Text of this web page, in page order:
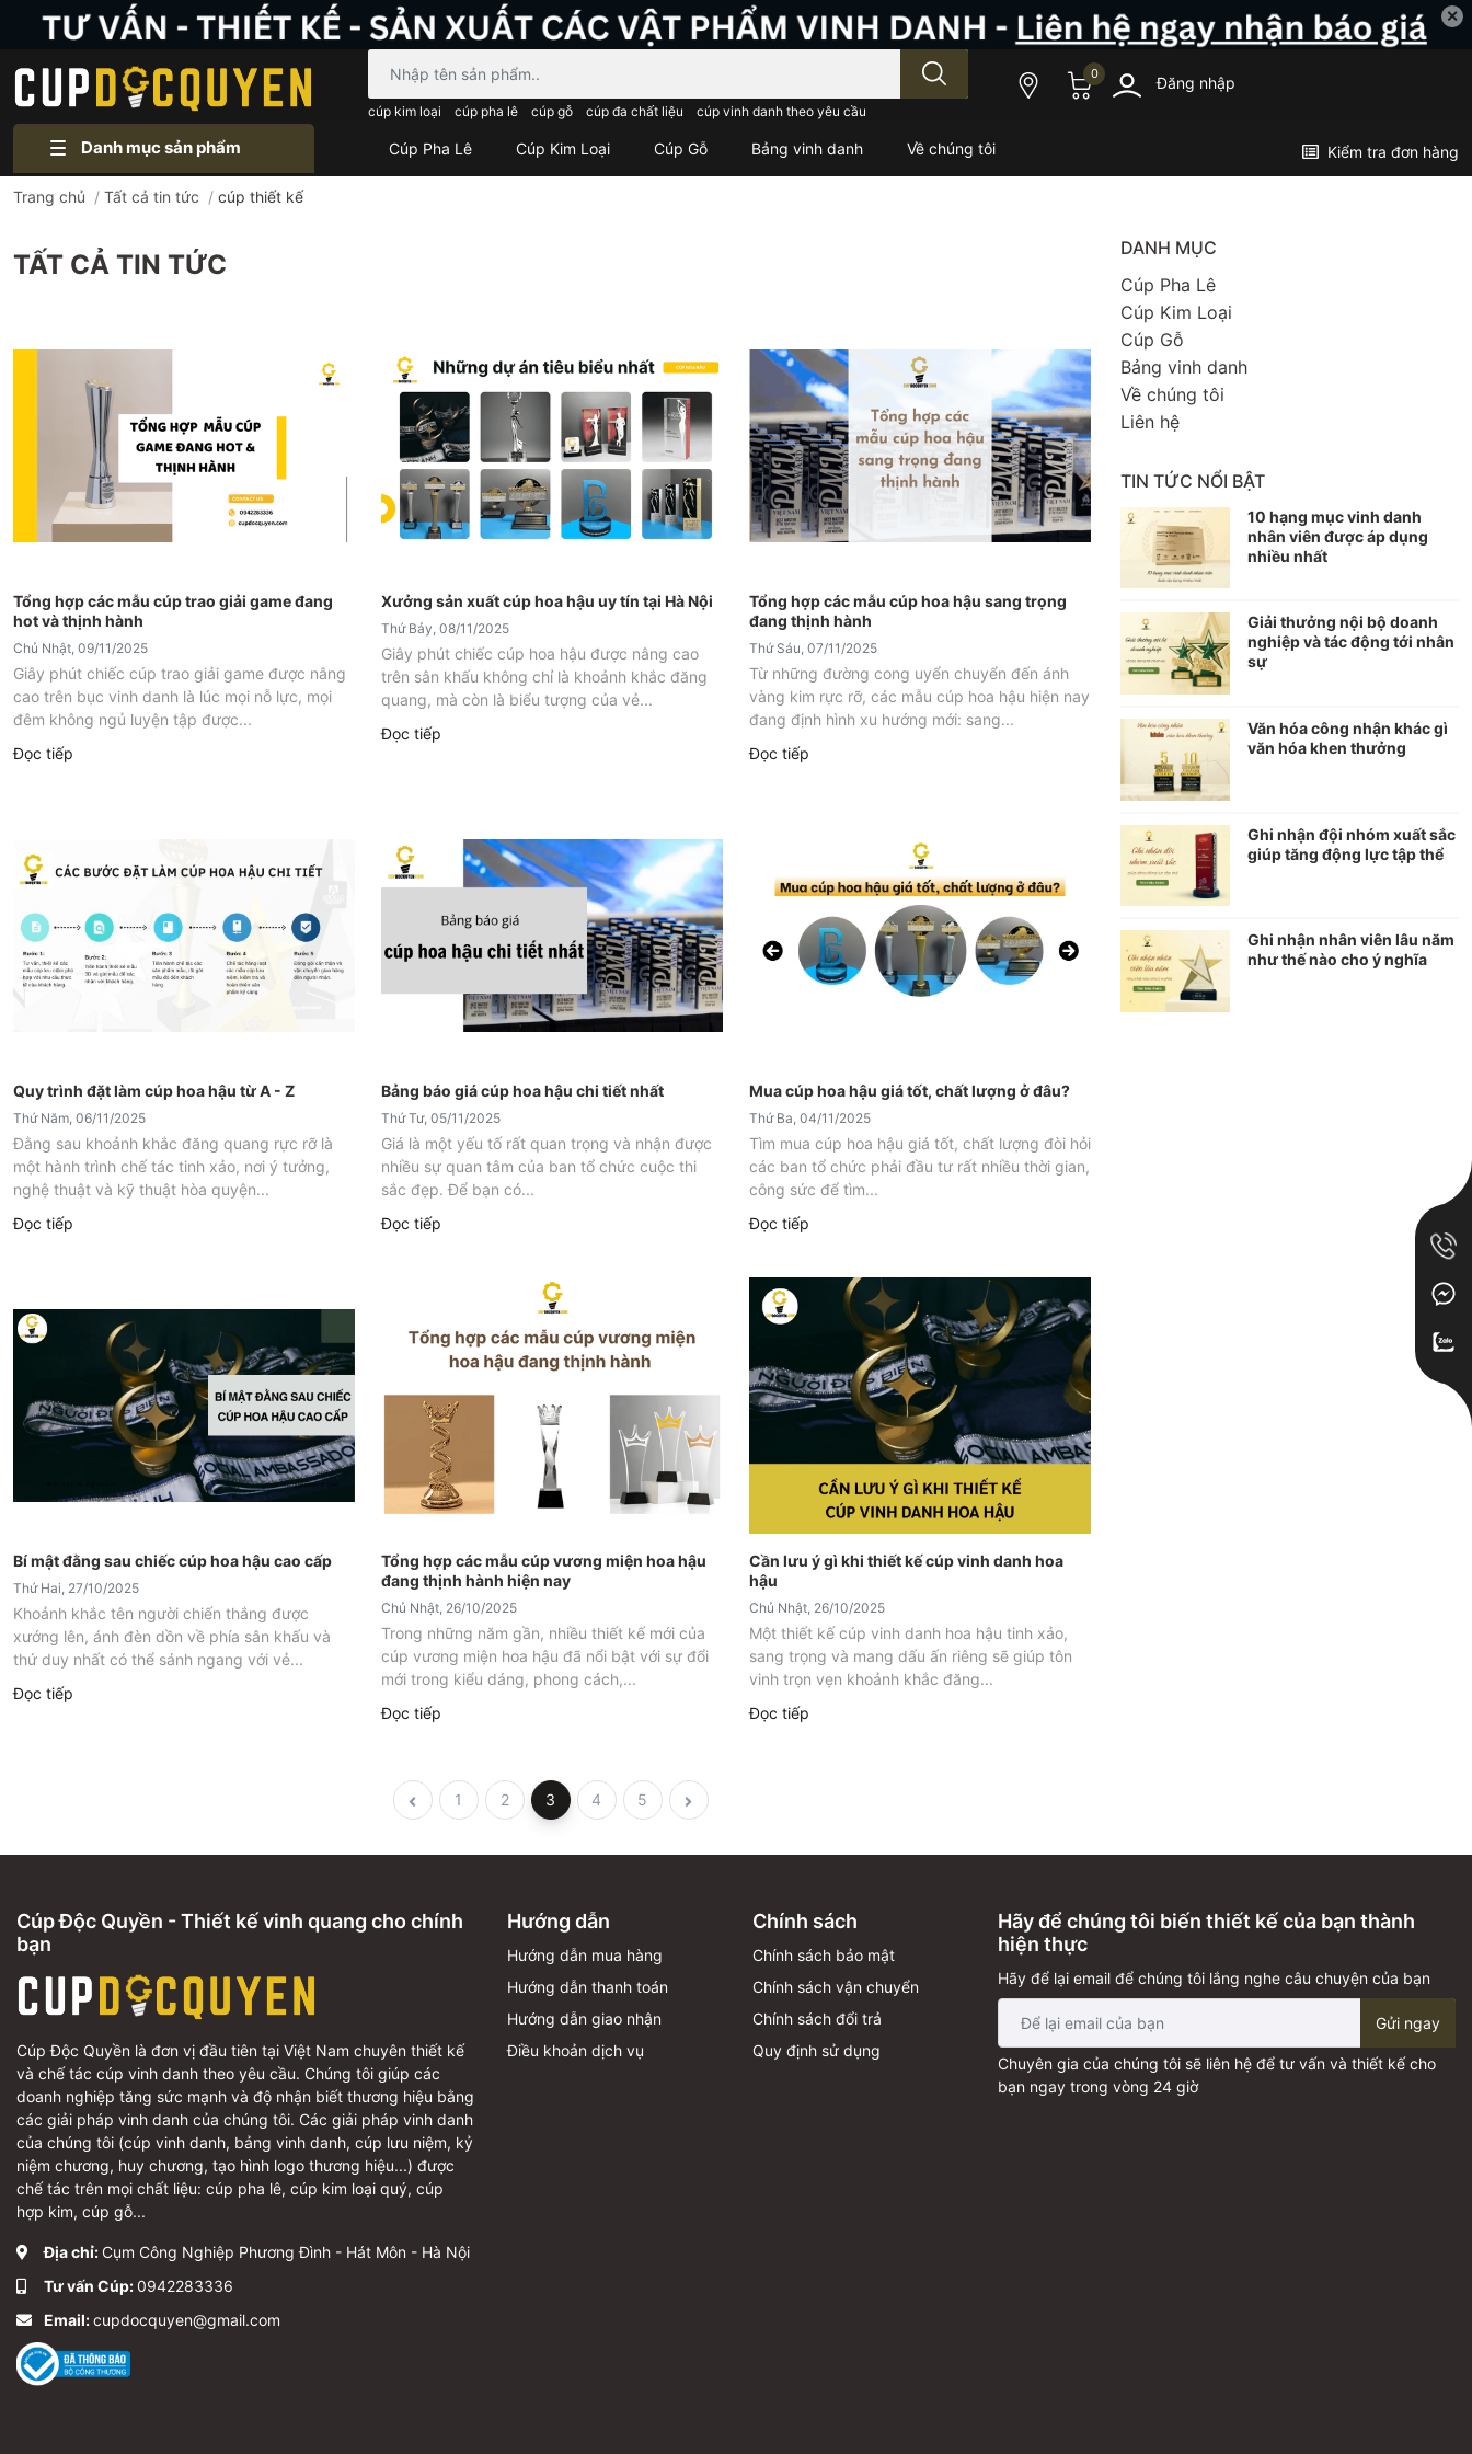
✕
cúp kim loại cúp pha lê cúp gỗ cúp đa chất liệu cúp vinh danh theo yêu cầu
0 Đăng nhập
Danh mục sản phẩm Cúp Pha Lê Cúp Kim Loại Cúp Gỗ Bảng vinh danh Về chúng tôi Kiểm tra đơn hàng
Trang chủ / Tất cả tin tức / cúp thiết kế
TẤT CẢ TIN TỨC
Tổng hợp các mẫu cúp trao giải game đang
hot và thịnh hành
Chủ Nhật, 09/11/2025
Giây phút chiếc cúp trao giải game được nâng
cao trên bục vinh danh là lúc mọi nỗ lực, mọi
đêm không ngủ luyện tập được...
Đọc tiếp
Xưởng sản xuất cúp hoa hậu uy tín tại Hà Nội
Thứ Bảy, 08/11/2025
Giây phút chiếc cúp hoa hậu được nâng cao
trên sân khấu không chỉ là khoảnh khắc đăng
quang, mà còn là biểu tượng của vẻ...
Đọc tiếp
Tổng hợp các mẫu cúp hoa hậu sang trọng
đang thịnh hành
Thứ Sáu, 07/11/2025
Từ những đường cong uyển chuyển đến ánh
vàng kim rực rỡ, các mẫu cúp hoa hậu hiện nay
đang định hình xu hướng mới: sang...
Đọc tiếp
Quy trình đặt làm cúp hoa hậu từ A - Z
Thứ Năm, 06/11/2025
Đằng sau khoảnh khắc đăng quang rực rỡ là
một hành trình chế tác tinh xảo, nơi ý tưởng,
nghệ thuật và kỹ thuật hòa quyện...
Đọc tiếp
Bảng báo giá cúp hoa hậu chi tiết nhất
Thứ Tư, 05/11/2025
Giá là một yếu tố rất quan trọng và nhận được
nhiều sự quan tâm của ban tổ chức cuộc thi
sắc đẹp. Để bạn có...
Đọc tiếp
Mua cúp hoa hậu giá tốt, chất lượng ở đâu?
Thứ Ba, 04/11/2025
Tìm mua cúp hoa hậu giá tốt, chất lượng đòi hỏi
các ban tổ chức phải đầu tư rất nhiều thời gian,
công sức để tìm...
Đọc tiếp
Bí mật đằng sau chiếc cúp hoa hậu cao cấp
Thứ Hai, 27/10/2025
Khoảnh khắc tên người chiến thắng được
xướng lên, ánh đèn dồn về phía sân khấu và
thứ duy nhất có thể sánh ngang với vẻ...
Đọc tiếp
Tổng hợp các mẫu cúp vương miện hoa hậu
đang thịnh hành hiện nay
Chủ Nhật, 26/10/2025
Trong những năm gần, nhiều thiết kế mới của
cúp vương miện hoa hậu đã nổi bật với sự đổi
mới trong kiểu dáng, phong cách,...
Đọc tiếp
Cần lưu ý gì khi thiết kế cúp vinh danh hoa
hậu
Chủ Nhật, 26/10/2025
Một thiết kế cúp vinh danh hoa hậu tinh xảo,
sang trọng và mang dấu ấn riêng sẽ giúp tôn
vinh trọn vẹn khoảnh khắc đăng...
Đọc tiếp
1 2 3 4 5
DANH MỤC
Cúp Pha Lê
Cúp Kim Loại
Cúp Gỗ
Bảng vinh danh
Về chúng tôi
Liên hệ
TIN TỨC NỔI BẬT
10 hạng mục vinh danh
nhân viên được áp dụng
nhiều nhất
Giải thưởng nội bộ doanh
nghiệp và tác động tới nhân
sự
Văn hóa công nhận khác gì
văn hóa khen thưởng
Ghi nhận đội nhóm xuất sắc
giúp tăng động lực tập thể
Ghi nhận nhân viên lâu năm
như thế nào cho ý nghĩa
Cúp Độc Quyền - Thiết kế vinh quang cho chính
bạn
Cúp Độc Quyền là đơn vị đầu tiên tại Việt Nam chuyên thiết kế
và chế tác cúp vinh danh theo yêu cầu. Chúng tôi giúp các
doanh nghiệp tăng sức mạnh và độ nhận biết thương hiệu bằng
các giải pháp vinh danh của chúng tôi. Các giải pháp vinh danh
của chúng tôi (cúp vinh danh, bảng vinh danh, cúp lưu niệm, kỷ
niệm chương, huy chương, tạo hình logo thương hiệu...) được
chế tác trên mọi chất liệu: cúp pha lê, cúp kim loại quý, cúp
hợp kim, cúp gỗ...
Địa chỉ: Cụm Công Nghiệp Phương Đình - Hát Môn - Hà Nội
Tư vấn Cúp:0942283336
Email:cupdocquyen@gmail.com
Hướng dẫn
Hướng dẫn mua hàng
Hướng dẫn thanh toán
Hướng dẫn giao nhận
Điều khoản dịch vụ
Chính sách
Chính sách bảo mật
Chính sách vận chuyển
Chính sách đổi trả
Quy định sử dụng
Hãy để chúng tôi biến thiết kế của bạn thành
hiện thực
Hãy để lại email để chúng tôi lắng nghe câu chuyện của bạn
Gửi ngay
Chuyên gia của chúng tôi sẽ liên hệ để tư vấn và thiết kế cho
bạn ngay trong vòng 24 giờ